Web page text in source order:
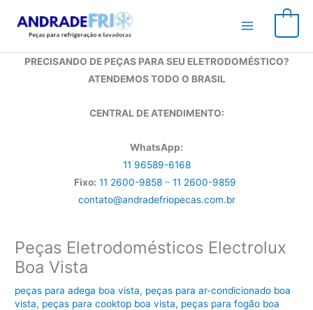
para
conteúdo
PRECISANDO DE PEÇAS PARA SEU ELETRODOMÉSTICO?
ATENDEMOS TODO O BRASIL
CENTRAL DE ATENDIMENTO:
WhatsApp:
11 96589-6168
Fixo: 11 2600-9858 – 11 2600-9859
contato@andradefriopecas.com.br
Peças Eletrodomésticos Electrolux
Boa Vista
peças para adega boa vista, peças para ar-condicionado boa
vista, peças para cooktop boa vista, peças para fogão boa